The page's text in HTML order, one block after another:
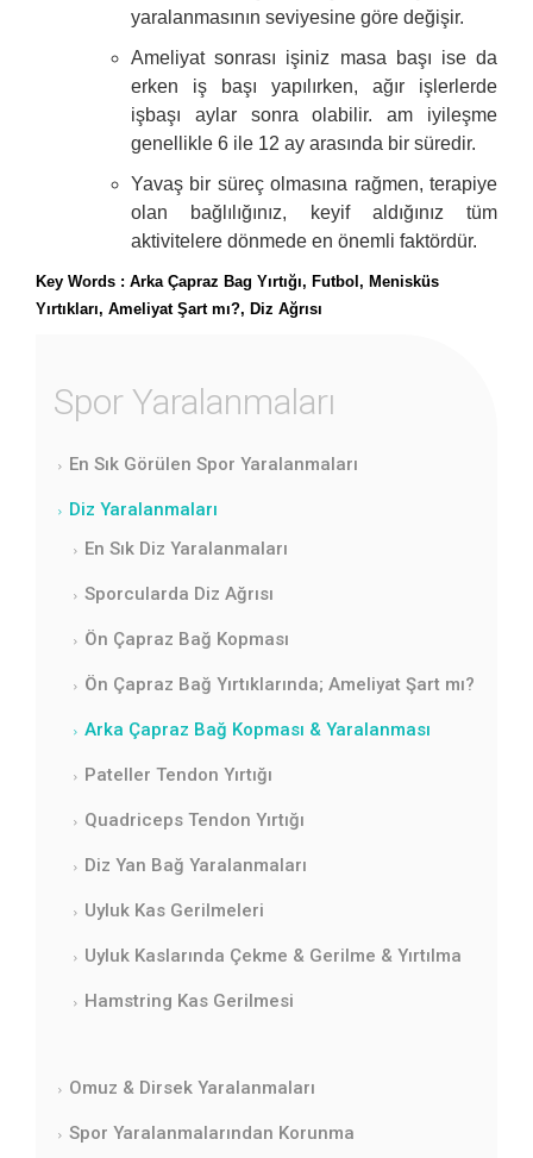
yaralanmasının seviyesine göre değişir.
Ameliyat sonrası işiniz masa başı ise da
erken iş başı yapılırken, ağır işlerlerde
işbaşı aylar sonra olabilir. am iyileşme
genellikle 6 ile 12 ay arasında bir süredir.
Yavaş bir süreç olmasına rağmen, terapiye
olan bağlılığınız, keyif aldığınız tüm
aktivitelere dönmede en önemli faktördür.
Key Words : Arka Çapraz Bag Yırtığı, Futbol, Menisküs
Yırtıkları, Ameliyat Şart mı?, Diz Ağrısı
Spor Yaralanmaları
En Sık Görülen Spor Yaralanmaları
Diz Yaralanmaları
En Sık Diz Yaralanmaları
Sporcularda Diz Ağrısı
Ön Çapraz Bağ Kopması
Ön Çapraz Bağ Yırtıklarında; Ameliyat Şart mı?
Arka Çapraz Bağ Kopması & Yaralanması
Pateller Tendon Yırtığı
Quadriceps Tendon Yırtığı
Diz Yan Bağ Yaralanmaları
Uyluk Kas Gerilmeleri
Uyluk Kaslarında Çekme & Gerilme & Yırtılma
Hamstring Kas Gerilmesi
Omuz & Dirsek Yaralanmaları
Spor Yaralanmalarından Korunma